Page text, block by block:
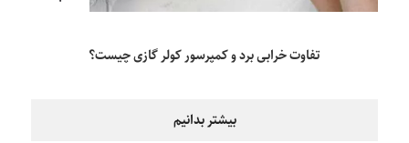
تفاوت خرابی برد و کمپرسور کولر گازی چیست؟
بیشتر بدانیم